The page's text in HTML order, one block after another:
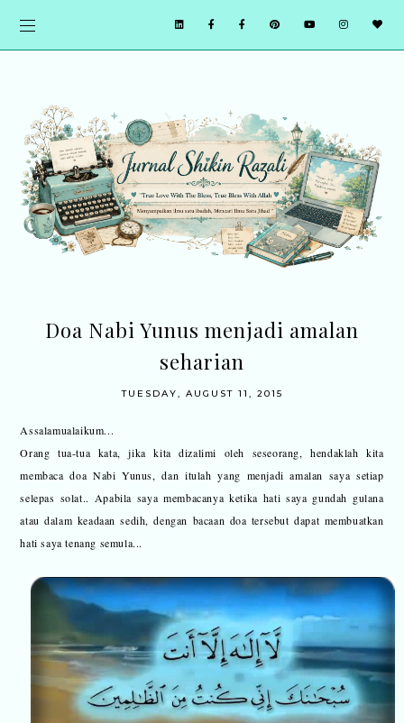
Doa Nabi Yunus menjadi amalan
seharian
TUESDAY, AUGUST 11, 2015
Assalamualaikum...
Orang tua-tua kata, jika kita dizalimi oleh seseorang, hendaklah kita
membaca doa Nabi Yunus, dan itulah yang menjadi amalan saya setiap
selepas solat.. Apabila saya membacanya ketika hati saya gundah gulana
atau dalam keadaan sedih, dengan bacaan doa tersebut dapat membuatkan
hati saya tenang semula...